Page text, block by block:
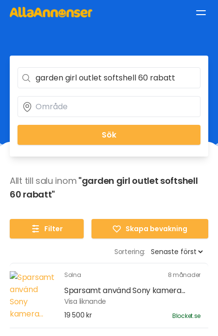
Sök
Allt till salu inom "garden girl outlet softshell
60 rabatt"
Filter Skapa bevakning
Sortering:
Solna 8 månader
Sparsamt använd Sony kamera...
Visa liknande
19 500 kr
Blocket.se